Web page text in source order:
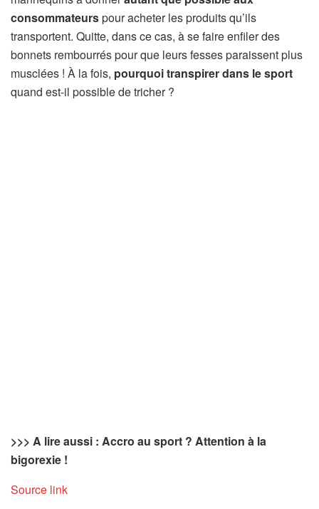
consommateurspour acheter les produits qu’ils
transportent. Quitte, dans ce cas, à se faire enfiler des
bonnets rembourrés pour que leurs fesses paraissent plus
musclées ! À la fois, pourquoi transpirer dans le sport
quand est-il possible de tricher ?
>>> A lire aussi : Accro au sport ? Attention à la
bigorexie !
Source link